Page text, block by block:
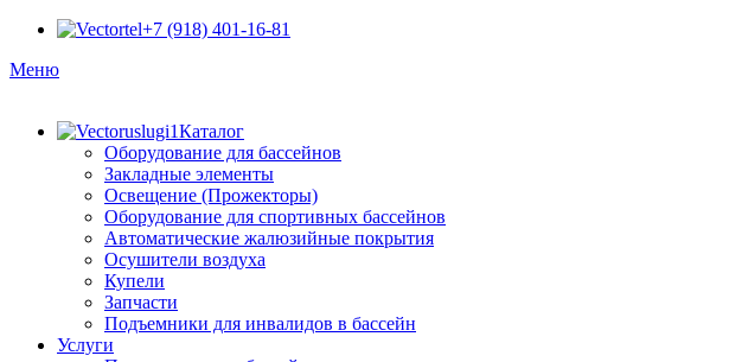
+7 (918) 401-16-81
Меню
Каталог
Оборудование для бассейнов
Закладные элементы
Освещение (Прожекторы)
Оборудование для спортивных бассейнов
Автоматические жалюзийные покрытия
Осушители воздуха
Купели
Запчасти
Подъемники для инвалидов в бассейн
Услуги